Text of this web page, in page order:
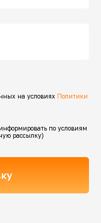
на условиях Политики
по условиям
рассылку)